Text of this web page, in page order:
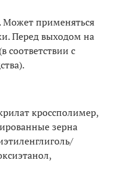
Может применяться
Перед выходом на
соответствии с
кроссполимер,
зерна